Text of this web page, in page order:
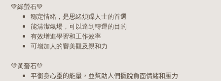
💚綠螢石💚
穩定情緒，是思緒煩躁人士的首選
能清潔氣場，可以達到轉運的目的
有效增進學習和工作效率
可增加人的審美觀及親和力
💛黃螢石💛
平衡身心靈的能量，並幫助人們擺脫負面情緒和壓力